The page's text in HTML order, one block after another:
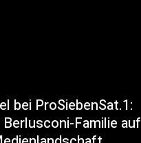
bei ProSiebenSat.1:
Familie auf